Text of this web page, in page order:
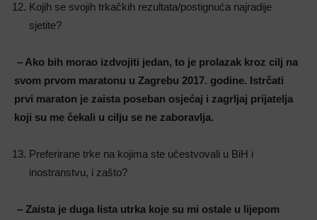
Kojih se svojih trkačkih rezultata/postignuća najradije
sjetite?
– Ako bih morao izdvojiti jedan, to je prolazak kroz cilj na
svom prvom maratonu u Zagrebu 2017. godine. Istrčati
prvi maraton je zaista poseban osjećaj i zagrljaj prijatelja
koji su me čekali u cilju se ne zaboravlja.
Preferirane trke na kojima ste učestvovali u BiH i
inostranstvu, i zašto?
– Zaista je duga lista utrka koje su mi ostale u lijepom